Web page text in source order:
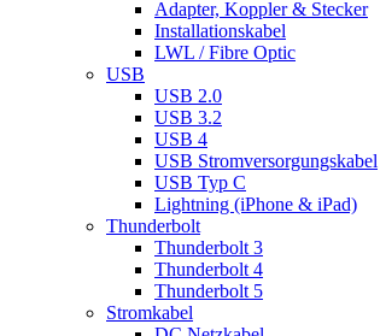
Adapter, Koppler & Stecker
Installationskabel
LWL / Fibre Optic
USB
USB 2.0
USB 3.2
USB 4
USB Stromversorgungskabel
USB Typ C
Lightning (iPhone & iPad)
Thunderbolt
Thunderbolt 3
Thunderbolt 4
Thunderbolt 5
Stromkabel